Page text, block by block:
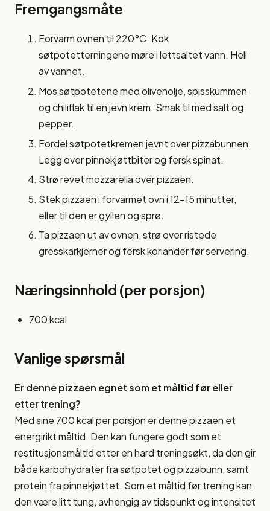
Fremgangsmåte
Forvarm ovnen til 220°C. Kok
søtpotetterningene møre i lettsaltet vann. Hell
av vannet.
Mos søtpotetene med olivenolje, spisskummen
og chiliflak til en jevn krem. Smak til med salt og
pepper.
Fordel søtpotetkremen jevnt over pizzabunnen.
Legg over pinnekjøttbiter og fersk spinat.
Strø revet mozzarella over pizzaen.
Stek pizzaen i forvarmet ovn i 12-15 minutter,
eller til den er gyllen og sprø.
Ta pizzaen ut av ovnen, strø over ristede
gresskarkjerner og fersk koriander før servering.
Næringsinnhold (per porsjon)
700 kcal
Vanlige spørsmål
Er denne pizzaen egnet som et måltid før eller
etter trening?
Med sine 700 kcal per porsjon er denne pizzaen et
energirikt måltid. Den kan fungere godt som et
restitusjonsmåltid etter en hard treningsøkt, da den gir
både karbohydrater fra søtpotet og pizzabunn, samt
protein fra pinnekjøttet. Som et måltid før trening kan
den være litt tung, avhengig av tidspunkt og intensitet